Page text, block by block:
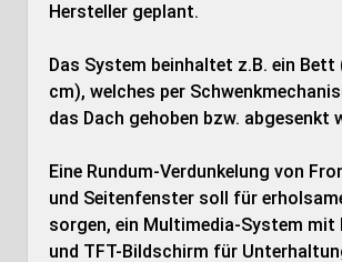
Hersteller geplant.
Das System beinhaltet z.B. ein Bett
cm), welches per
das Dach gehoben bzw. abgesenkt
Eine Rundum-Verdunkelung von
und Seitenfenster soll für
sorgen, ein Multimedia-System mit
und TFT-Bildschirm für